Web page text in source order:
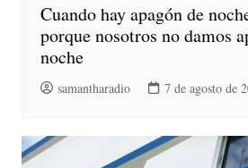
Cuando hay apagón de
porque nosotros no damos
noche
samantharadio 7 de agosto de